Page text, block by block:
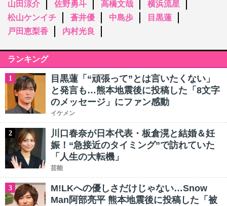
山田涼介 佐野勇斗 高橋文哉
横浜流星
松山ケンイチ
蒼井優 中島歩
目黒蓮
戸田恵梨香
内村光良
ランキング
1
目黒蓮「“頑張って”とは言いたくない」
と発言も…熊本地震後に投稿した「8文字
のメッセージ」にファン感動
イケメン
2
川口春奈が日本代表・板倉滉と結婚＆妊
娠！“急接近のタイミング”で訪れていた
「人生の大転機」
芸能
3
M!LKへの優しさだけじゃない…Snow
Man阿部亮平 熊本地震後に投稿した「被